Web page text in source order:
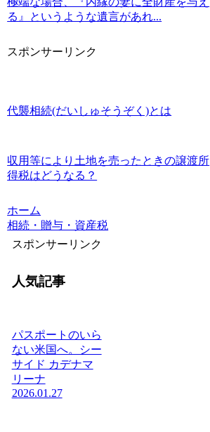
る』というような遺言があれ...
スポンサーリンク
代襲相続(だいしゅそうぞく)とは
収用等により土地を売ったときの譲渡所
得税はどうなる？
ホーム
相続・贈与・資産税
スポンサーリンク
人気記事
パスポートのいら
ない米国へ。シー
サイド カデナマ
リーナ
2026.01.27